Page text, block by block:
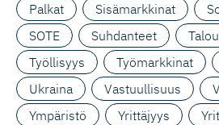
Palkat
Sisämarkkinat
SOTE
Suhdanteet
Työllisyys
Työmarkkinat
Ukraina
Vastuullisuus
Ympäristö
Yrittäjyys